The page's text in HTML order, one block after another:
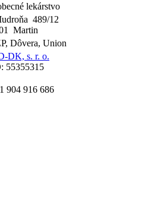
lekárstvo
489/12
Martin
Dôvera, Union
DK, s. r. o.
55355315
904 916 686